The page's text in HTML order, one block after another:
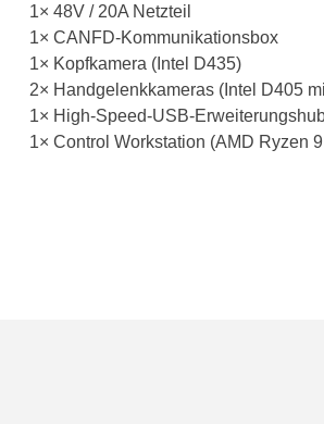
1× 48V / 20A Netzteil
1× CANFD-Kommunikationsbox
1× Kopfkamera (Intel D435)
2× Handgelenkkameras (Intel D405
1× High-Speed-USB-
1× Control Workstation (AMD Ryzen